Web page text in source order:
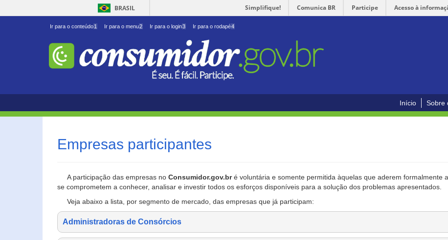
BRASIL Simplifique! Comunica BR Participe Acesso à
Ir para o conteúdo1 Ir para o menu2 Ir para o login3 Ir para o rodapé4
Início Sobre
Empresas participantes
A participação das empresas no Consumidor.gov.bré voluntária e somente permitida àquelas que aderem formalmente
se comprometem a conhecer, analisar e investir todos os esforços disponíveis para a solução dos problemas apresentados.
Veja abaixo a lista, por segmento de mercado, das empresas que já participam:
Administradoras de Consórcios